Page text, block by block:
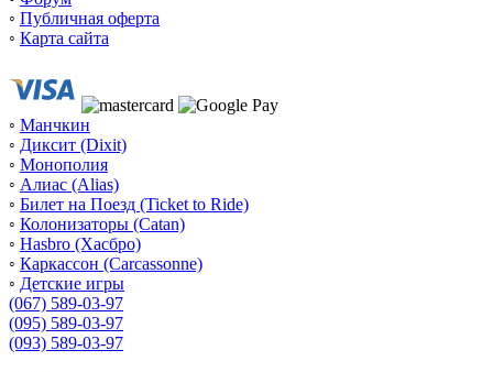
◦ Публичная оферта
◦ Карта сайта
◦ Манчкин
◦ Диксит (Dixit)
◦ Монополия
◦ Алиас (Alias)
◦ Билет на Поезд (Ticket to Ride)
◦ Колонизаторы (Catan)
◦ Hasbro (Хасбро)
◦ Каркассон (Carcassonne)
◦ Детские игры
(067) 589-03-97
(095) 589-03-97
(093) 589-03-97